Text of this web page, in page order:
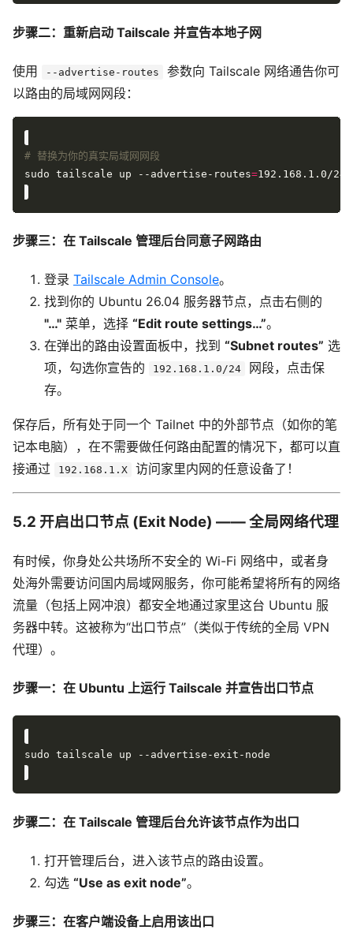
步骤二：重新启动 Tailscale 并宣告本地子网
使用 --advertise-routes
参数向 Tailscale 网络通告你可
以路由的局域网网段：
# 替换为你的真实局域网网段
sudo tailscale up --advertise-routes=
步骤三：在 Tailscale 管理后台同意子网路由
登录 Tailscale Admin Console。
找到你的 Ubuntu 26.04 服务器节点，点击右侧的
"…" 菜单，选择 “Edit route settings…”。
在弹出的路由设置面板中，找到 “Subnet routes” 选
项，勾选你宣告的
192.168.1.0/24
网段，点击保
存。
保存后，所有处于同一个 Tailnet 中的外部节点（如你的笔
记本电脑），在不需要做任何路由配置的情况下，都可以直
接通过
192.168.1.X 访问家里内网的任意设备了！
5.2 开启出口节点 (Exit Node) —— 全局网络代理
有时候，你身处公共场所不安全的 Wi-Fi 网络中，或者身
处海外需要访问国内局域网服务，你可能希望将所有的网络
流量（包括上网冲浪）都安全地通过家里这台 Ubuntu 服
务器中转。这被称为“出口节点”（类似于传统的全局 VPN
代理）。
步骤一：在 Ubuntu 上运行 Tailscale 并宣告出口节点
步骤二：在 Tailscale 管理后台允许该节点作为出口
打开管理后台，进入该节点的路由设置。
勾选 “Use as exit node”。
步骤三：在客户端设备上启用该出口